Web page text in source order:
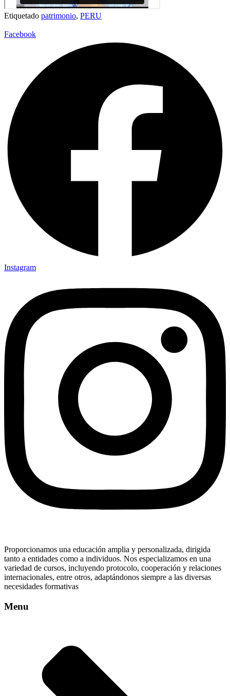
Etiquetado patrimonio, PERU
Facebook
Instagram
Proporcionamos una educación amplia y personalizada, dirigida
tanto a entidades como a individuos. Nos especializamos en una
variedad de cursos, incluyendo protocolo, cooperación y relaciones
internacionales, entre otros, adaptándonos siempre a las diversas
necesidades formativas
Menu